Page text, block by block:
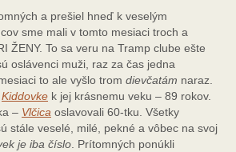
a prešiel hneď k veselým
sme mali v tomto mesiaci troch a
ŽENY. To sa veru na Tramp clube ešte
oslávenci muži, raz za čas jedna
to ale vyšlo trom dievčatám naraz.
Kiddovke k jej krásnemu veku – 89 rokov.
– Vlčica oslavovali 60-tku. Všetky
stále veselé, milé, pekné a vôbec na svoj
je iba číslo . Prítomných ponúkli